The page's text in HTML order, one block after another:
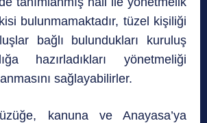
bulunmamaktadır, tüzel kişiliği
bağlı bulundukları kuruluş
hazırladıkları yönetmeliği
sağlayabilirler.
kanuna ve Anayasa’ya